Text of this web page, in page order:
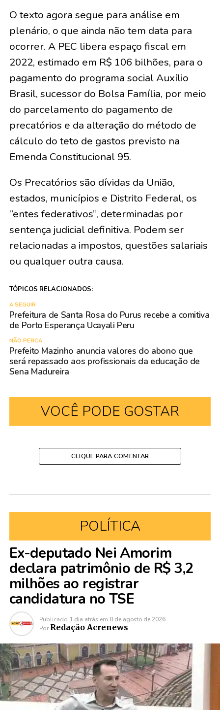
O texto agora segue para análise em
plenário, o que ainda não tem data para
ocorrer. A PEC libera espaço fiscal em
2022, estimado em R$ 106 bilhões, para o
pagamento do programa social Auxílio
Brasil, sucessor do Bolsa Família, por meio
do parcelamento do pagamento de
precatórios e da alteração do método de
cálculo do teto de gastos previsto na
Emenda Constitucional 95.
Os Precatórios são dívidas da União,
estados, municípios e Distrito Federal, os
“entes federativos”, determinadas por
sentença judicial definitiva. Podem ser
relacionadas a impostos, questões salariais
ou qualquer outra causa.
TÓPICOS RELACIONADOS:
A SEGUIR
Prefeitura de Santa Rosa do Purus recebe a comitiva
de Porto Esperança Ucayali Peru
NÃO PERCA
Prefeito Mazinho anuncia valores do abono que
será repassado aos profissionais da educação de
Sena Madureira
VOCÊ PODE GOSTAR
CLIQUE PARA COMENTAR
POLÍTICA
Ex-deputado Nei Amorim
declara patrimônio de R$ 3,2
milhões ao registrar
candidatura no TSE
Publicado 1 dia atrás em 8 de agosto de 2026
Por Redação Acrenews